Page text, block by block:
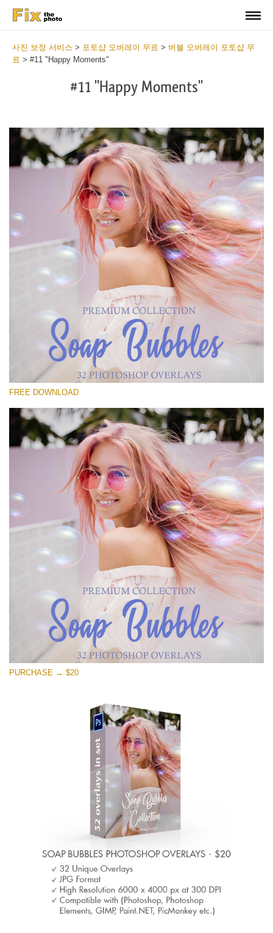
사진 보정 서비스 > 포토샵 오버레이 무료 > 버블 오버레이 포토샵 무
료 > #11 "Happy Moments"
#11 "Happy Moments"
선택 해주세요
Free Bubbles Overlay #11
Small 800*533px
Soap Bubbles
(30 Overlays)
Fairy Tale (344 Overlays)
Large 6000*4000px
Entire Collection
(1783 Overlays)
Large 6000*4000px
무료 다운로드
FREE DOWNLOAD
PURCHASE → $20